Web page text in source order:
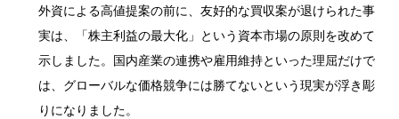
外資による高値提案の前に、友好的な買収案が退けられた事
実は、「株主利益の最大化」という資本市場の原則を改めて
示しました。国内産業の連携や雇用維持といった理屈だけで
は、グローバルな価格競争には勝てないという現実が浮き彫
りになりました。